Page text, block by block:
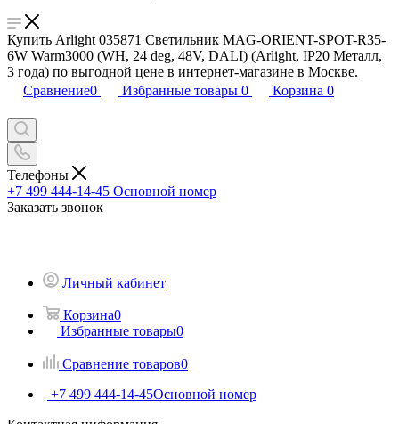
Купить Arlight 035871 Светильник MAG-ORIENT-SPOT-R35-
6W Warm3000 (WH, 24 deg, 48V, DALI) (Arlight, IP20 Металл,
3 года) по выгодной цене в интернет-магазине в Москве.
Сравнение0 Избранные товары 0 Корзина 0
Телефоны
+7 499 444-14-45 Основной номер
Заказать звонок
Личный кабинет
Корзина0
Избранные товары0
Сравнение товаров0
+7 499 444-14-45Основной номер